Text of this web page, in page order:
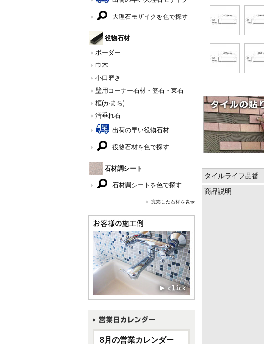
大理石モザイクを色で探す
役物石材
ボーダー
巾木
小口磨き
壁用コーナー石材・笠石・束石
框(かまち)
汚垂れ石
出荷の早い役物石材
役物石材を色で探す
石材調シート
石材調シートを色で探す
完売した石材を表示
8月の営業カレンダー
タイルライフ品番
商品説明